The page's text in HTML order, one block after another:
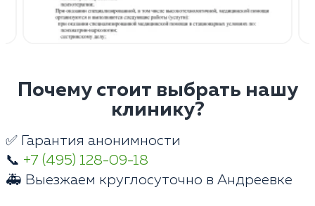
Почему стоит выбрать нашу
клинику?
✅ Гарантия анонимности
📞 +7 (495) 128-09-18
🚑 Выезжаем круглосуточно в Андреевке